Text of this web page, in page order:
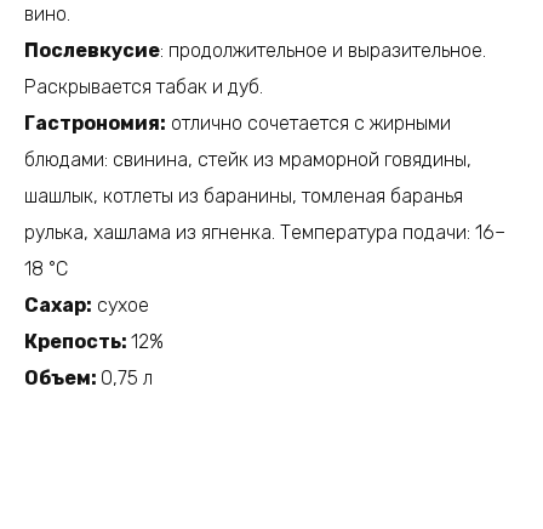
вино.
Послевкусие: продолжительное и выразительное.
Раскрывается табак и дуб.
Гастрономия: отлично сочетается с жирными
блюдами: свинина, стейк из мраморной говядины,
шашлык, котлеты из баранины, томленая баранья
рулька, хашлама из ягненка. Температура подачи: 16–
18 °C
Сахар: сухое
Крепость: 12%​ ​
Объем: 0,75 л